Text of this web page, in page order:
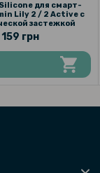
для смарт-
Lily 2 / 2 Active с
застежкой
159 грн